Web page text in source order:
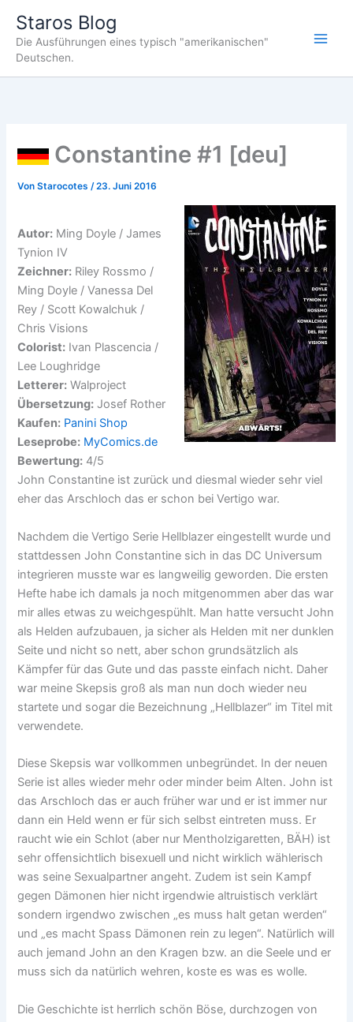
Inhalt
springen
Staros Blog
Die Ausführungen eines typisch "amerikanischen"
Deutschen.
Constantine #1 [deu]
VonStarocotes/23. Juni 2016
Autor: Ming Doyle / James
Tynion IV
Zeichner: Riley Rossmo /
Ming Doyle / Vanessa Del
Rey / Scott Kowalchuk /
Chris Visions
Colorist: Ivan Plascencia /
Lee Loughridge
Letterer: Walproject
Übersetzung: Josef Rother
Kaufen: Panini Shop
Leseprobe: MyComics.de
Bewertung: 4/5
John Constantine ist zurück und diesmal wieder sehr viel
eher das Arschloch das er schon bei Vertigo war.
Nachdem die Vertigo Serie Hellblazer eingestellt wurde und
stattdessen John Constantine sich in das DC Universum
integrieren musste war es langweilig geworden. Die ersten
Hefte habe ich damals ja noch mitgenommen aber das war
mir alles etwas zu weichgespühlt. Man hatte versucht John
als Helden aufzubauen, ja sicher als Helden mit ner dunklen
Seite und nicht so nett, aber schon grundsätzlich als
Kämpfer für das Gute und das passte einfach nicht. Daher
war meine Skepsis groß als man nun doch wieder neu
startete und sogar die Bezeichnung „Hellblazer“ im Titel mit
verwendete.
Diese Skepsis war vollkommen unbegründet. In der neuen
Serie ist alles wieder mehr oder minder beim Alten. John ist
das Arschloch das er auch früher war und er ist immer nur
dann ein Held wenn er für sich selbst eintreten muss. Er
raucht wie ein Schlot (aber nur Mentholzigaretten, BÄH) ist
sehr offensichtlich bisexuell und nicht wirklich wählerisch
was seine Sexualpartner angeht. Zudem ist sein Kampf
gegen Dämonen hier nicht irgendwie altruistisch verklärt
sondern irgendwo zwischen „es muss halt getan werden“
und „es macht Spass Dämonen rein zu legen“. Natürlich will
auch jemand John an den Kragen bzw. an die Seele und er
muss sich da natürlich wehren, koste es was es wolle.
Die Geschichte ist herrlich schön Böse, durchzogen von